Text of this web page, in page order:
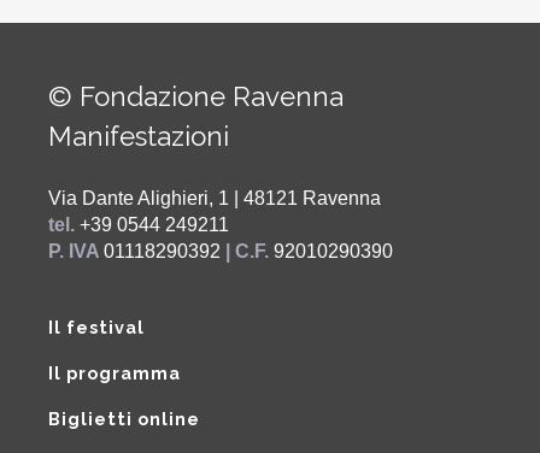
© Fondazione Ravenna
Manifestazioni
Via Dante Alighieri, 1 | 48121 Ravenna
tel. +39 0544 249211
P. IVA 01118290392 | C.F. 92010290390
Il festival
Il programma
Biglietti online